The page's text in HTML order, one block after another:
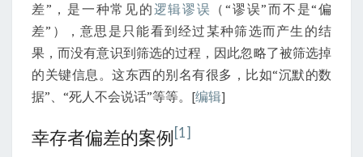
差”，是一种常见的逻辑谬误 （“谬误”而不是“偏
差”），意思是只能看到经过某种筛选而产生的结
果，而没有意识到筛选的过程，因此忽略了被筛选掉
的关键信息。这东西的别名有很多，比如“沉默的数
据”、“死人不会说话”等等。[编辑]
幸存者偏差的案例[1]